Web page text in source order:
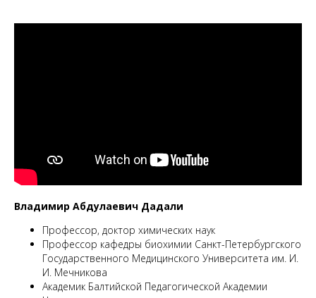
Владимир Абдулаевич Дадали
Профессор, доктор химических наук
Профессор кафедры биохимии Санкт-Петербургского
Государственного Медицинского Университета им. И.
И. Мечникова
Академик Балтийской Педагогической Академии